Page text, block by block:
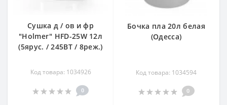
Сушка д / ов и фр
"Holmer" HFD-25W 12л
(5ярус. / 245ВТ / 8реж.)
Код товара: 1034926
0
Бочка пла 20л белая
(Одесса)
Код товара: 1034594
0